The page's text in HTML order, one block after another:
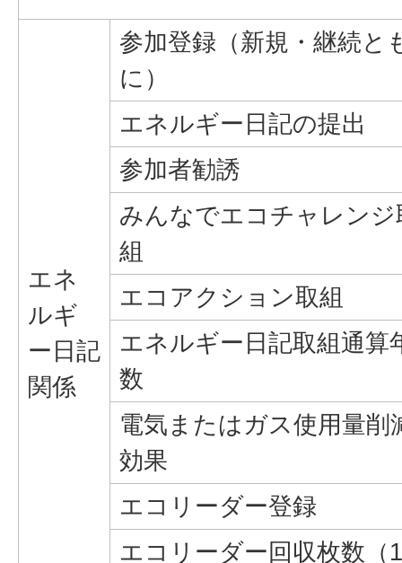
エネ
ルギ
ー日記
関係
参加登録（新規・継続と
に）
エネルギー日記の提出
参加者勧誘
みんなでエコチャレンジ
組
エコアクション取組
エネルギー日記取組通算
数
電気またはガス使用量削
効果
エコリーダー登録
エコリーダー回収枚数（